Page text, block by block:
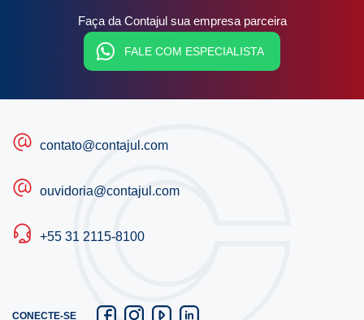
Faça da Contajul sua empresa parceira
FALE COM ESPECIALISTA
contato@contajul.com
ouvidoria@contajul.com
+55 31 2115-8100
CONECTE-SE